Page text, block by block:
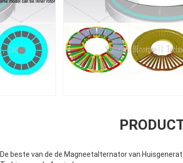
De beste van de de Magneetalternator van